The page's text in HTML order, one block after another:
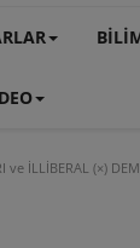
İLLİBERAL (×)